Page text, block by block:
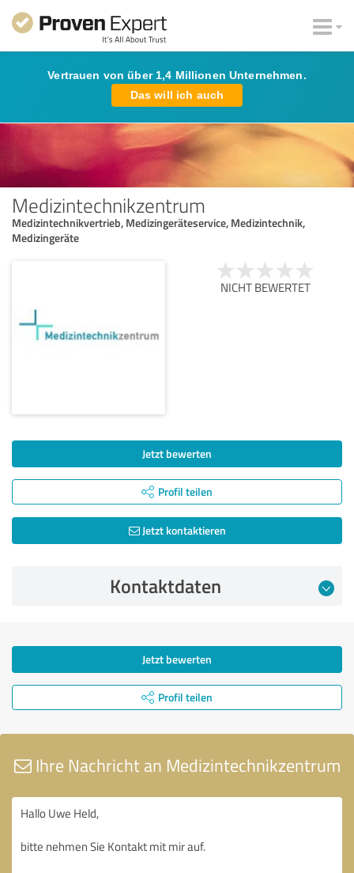
Vertrauen von über 1,4 Millionen Unternehmen.
Das will ich auch
Medizintechnikzentrum
Medizintechnikvertrieb, Medizingeräteservice, Medizintechnik,
Medizingeräte
NICHT BEWERTET
Jetzt bewerten
Profil teilen
Jetzt kontaktieren
Kontaktdaten
Jetzt bewerten
Profil teilen
Ihre Nachricht an Medizintechnikzentrum